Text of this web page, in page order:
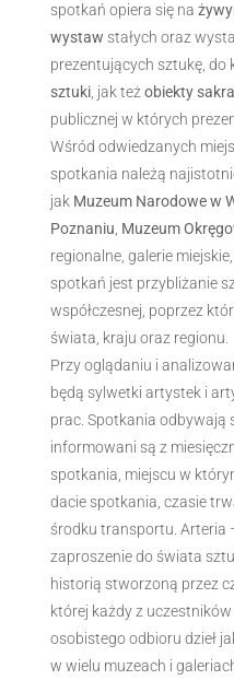
spotkań opiera się na
wystaw stałych oraz
prezentujących sztukę, do
sztuki , jak też obiekty
publicznej w których
Wśród odwiedzanych
spotkania należą
jak Muzeum Narodowe w
Poznaniu Muzeum
regionalne, galerie
spotkań jest przybliżanie
współczesnej, poprzez
świata, kraju oraz regionu.
Przy oglądaniu i
będą sylwetki artystek i
prac. Spotkania odbywają
informowani są z
spotkania, miejscu w
dacie spotkania, czasie
środku transportu. Arteria
zaproszenie do świata
historią stworzoną przez
której każdy z
osobistego odbioru dzieł
w wielu muzeach i